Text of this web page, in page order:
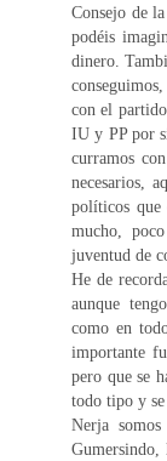
Consejo de
podéis
dinero.
con el
IU y PP por
curramos
necesarios,
políticos que
mucho,
juventud de
He de
aunque
como en
importante
pero que se
todo tipo y
Nerja